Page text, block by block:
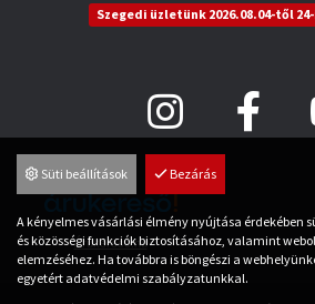
Szegedi üzletünk 2026.08.04-től
Árukereső.hu
Süti beállítások Bezárás
A kényelmes vásárlási élmény nyújtása érdekében
és közösségi funkciók biztosításához, valamint
elemzéséhez. Ha továbbra is böngészi a
egyetért adatvédelmi szabályzatunkkal.